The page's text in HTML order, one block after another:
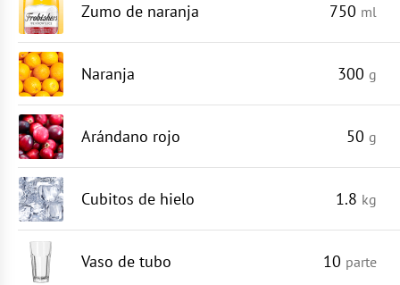
Zumo de naranja 750 ml
Naranja 300 g
Arándano rojo 50 g
Cubitos de hielo 1.8 kg
Vaso de tubo 10 parte